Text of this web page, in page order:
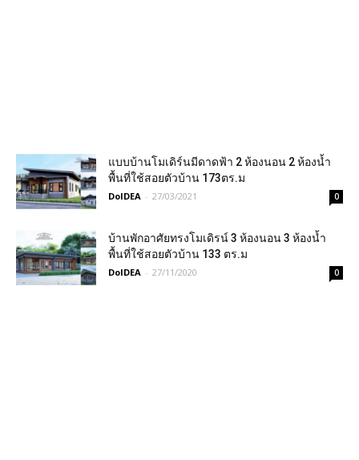
แบบบ้านโมเดิร์นมีดาดฟ้า 2 ห้องนอน 2 ห้องน้ำ
พื้นที่ใช้สอยตัวบ้าน 173ตร.ม
DoIDEA - 27/03/2021 0
บ้านพักอาศัยทรงโมเดิรน์ 3 ห้องนอน 3 ห้องน้ำ
พื้นที่ใช้สอยตัวบ้าน 133 ตร.ม
DoIDEA - 27/11/2020 0